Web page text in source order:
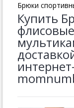
Брюки
Купить